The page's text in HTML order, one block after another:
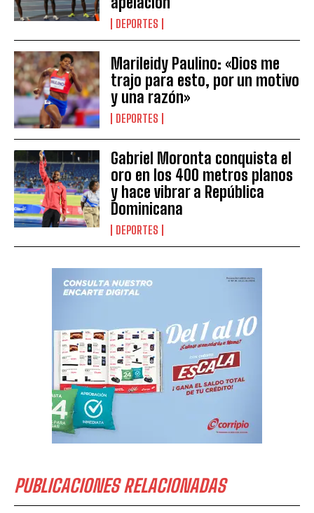
DEPORTES
Marileidy Paulino: «Dios me
trajo para esto, por un motivo
y una razón»
DEPORTES
Gabriel Moronta conquista el
oro en los 400 metros planos
y hace vibrar a República
Dominicana
DEPORTES
PUBLICACIONES RELACIONADAS